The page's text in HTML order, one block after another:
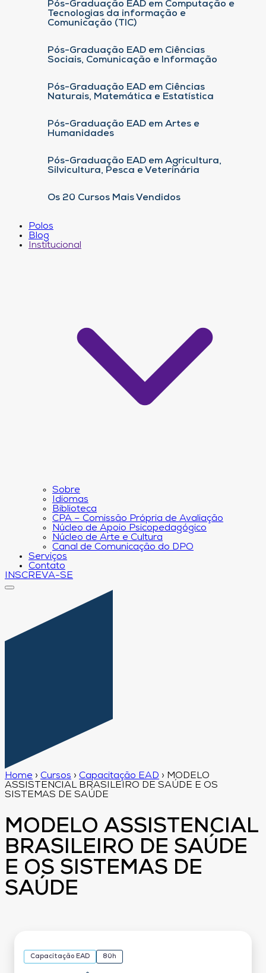
Pós-Graduação EAD em Computação e
Tecnologias da informação e
Comunicação (TIC)
Pós-Graduação EAD em Ciências
Sociais, Comunicação e Informação
Pós-Graduação EAD em Ciências
Naturais, Matemática e Estatística
Pós-Graduação EAD em Artes e
Humanidades
Pós-Graduação EAD em Agricultura,
Silvicultura, Pesca e Veterinária
Os 20 Cursos Mais Vendidos
Polos
Blog
Institucional
Sobre
Idiomas
Biblioteca
CPA – Comissão Própria de Avaliação
Núcleo de Apoio Psicopedagógico
Núcleo de Arte e Cultura
Canal de Comunicação do DPO
Serviços
Contato
INSCREVA-SE
Home › Cursos › Capacitação EAD › MODELO
ASSISTENCIAL BRASILEIRO DE SAÚDE E OS
SISTEMAS DE SAÚDE
MODELO ASSISTENCIAL
BRASILEIRO DE SAÚDE
E OS SISTEMAS DE
SAÚDE
Capacitação EAD 80h